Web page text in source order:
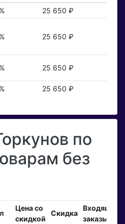
25 650 ₽
25 650 ₽
25 650 ₽
25 650 ₽
по
без
Цена со
скидкой
Скидка
Входящие
заказы